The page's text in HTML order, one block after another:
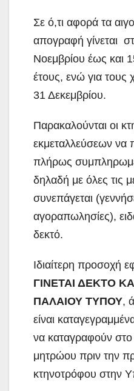
Σε ό,τι αφορά τα
απογραφή γίνεται
Νοεμβρίου έως και
έτους, ενώ για τους
31 Δεκεμβρίου.
Παρακαλούνται οι
εκμεταλλεύσεων να
πλήρως
δηλαδή με όλες τις
συνεπάγεται
αγοραπωλησίες),
δεκτό.
Ιδιαίτερη προσοχή
ΓΙΝΕΤΑΙ ΔΕΚΤΟ
ΠΑΛΑΙΟΥ ΤΥΠΟΥ,
είναι
να καταγραφούν στο
μητρώου πριν την
κτηνοτρόφου στην